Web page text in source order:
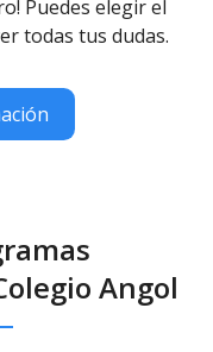
Puedes elegir el
todas tus dudas.
Angol